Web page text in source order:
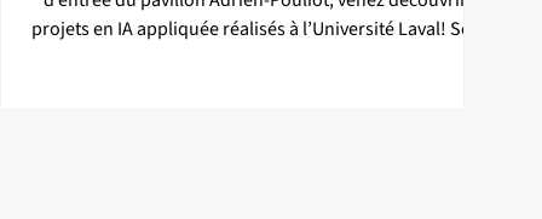
projets en IA appliquée réalisés à l’Université Laval! Sous